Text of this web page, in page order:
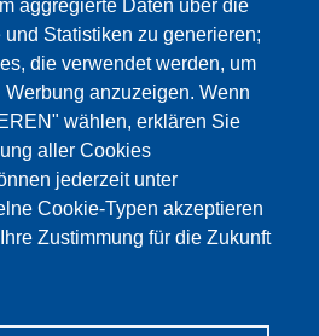
aggregierte Daten über die
Statistiken zu generieren;
die verwendet werden, um
anzuzeigen. Wenn
wählen, erklären Sie
aller Cookies
jederzeit unter
Cookie-Typen akzeptieren
Zustimmung für die Zukunft
da die Google Maps
akzeptiert wurden.
MAPS COOKIES
akzeptieren